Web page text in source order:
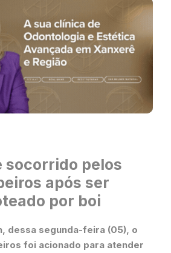
socorrido pelos
após ser
por boi
dessa segunda-feira (05), o
foi acionado para atender